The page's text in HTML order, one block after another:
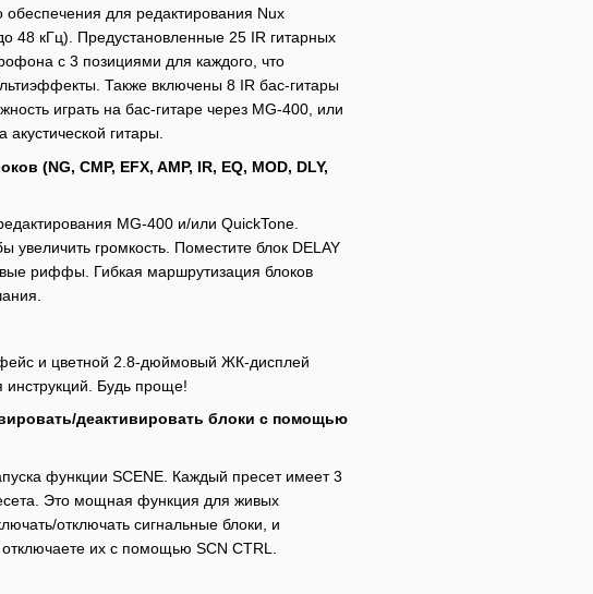
для редактирования Nux
48 кГц). Предустановленные 25 IR гитарных
с 3 позициями для каждого, что
Также включены 8 IR бас-гитары
играть на бас-гитаре через MG-400, или
акустической гитары.
(NG, CMP, EFX, AMP, IR, EQ, MOD, DLY,
MG-400 и/или QuickTone.
увеличить громкость. Поместите блок DELAY
риффы. Гибкая маршрутизация блоков
и цветной 2.8-дюймовый ЖК-дисплей
инструкций. Будь проще!
деактивировать блоки с помощью
функции SCENE. Каждый пресет имеет 3
Это мощная функция для живых
отключать сигнальные блоки, и
их с помощью SCN CTRL.